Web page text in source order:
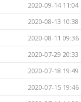
2020-09-14 11:04
2020-08-13 10:38
2020-08-11 09:36
2020-07-29 20:33
2020-07-18 19:49
2020-07-15 19:46